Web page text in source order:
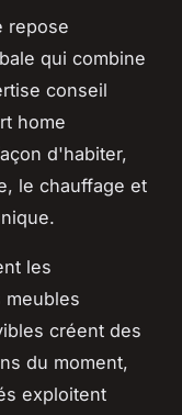
repose
qui combine
conseil
home
d'habiter,
le chauffage et
les
meubles
créent des
du moment,
exploitent